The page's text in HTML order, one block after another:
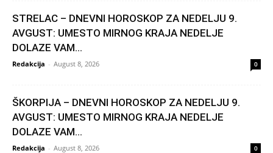
STRELAC – DNEVNI HOROSKOP ZA NEDELJU 9.
AVGUST: UMESTO MIRNOG KRAJA NEDELJE
DOLAZE VAM...
Redakcija - August 8, 2026 0
ŠKORPIJA – DNEVNI HOROSKOP ZA NEDELJU 9.
AVGUST: UMESTO MIRNOG KRAJA NEDELJE
DOLAZE VAM...
Redakcija - August 8, 2026 0